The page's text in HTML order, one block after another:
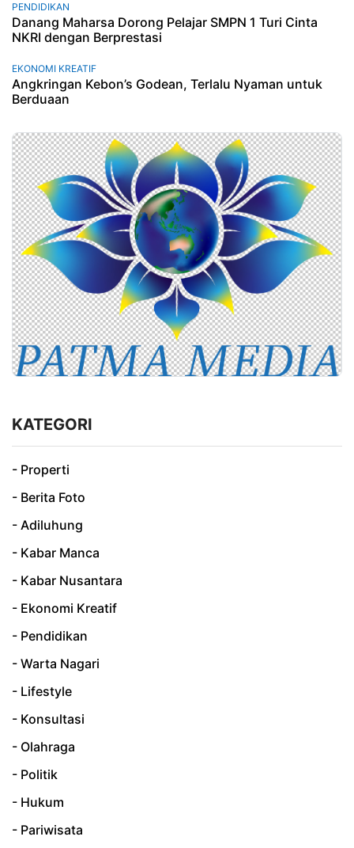
PENDIDIKAN
Danang Maharsa Dorong Pelajar SMPN 1 Turi Cinta
NKRI dengan Berprestasi
EKONOMI KREATIF
Angkringan Kebon’s Godean, Terlalu Nyaman untuk
Berduaan
KATEGORI
- Properti
- Berita Foto
- Adiluhung
- Kabar Manca
- Kabar Nusantara
- Ekonomi Kreatif
- Pendidikan
- Warta Nagari
- Lifestyle
- Konsultasi
- Olahraga
- Politik
- Hukum
- Pariwisata